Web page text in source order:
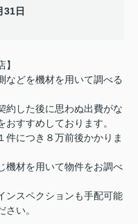
31日
などを機材を用いて調べる
約した後に思わぬ出費がな
すすめしております。
件につき８万前後かかりま
機材を用いて物件をお調べ
ンスペクションも手配可能
い。